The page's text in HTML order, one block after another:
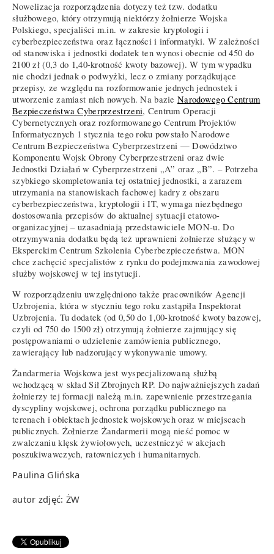
Nowelizacja rozporządzenia dotyczy też tzw. dodatku
służbowego, który otrzymują niektórzy żołnierze Wojska
Polskiego, specjaliści m.in. w zakresie kryptologii i
cyberbezpieczeństwa oraz łączności i informatyki. W zależności
od stanowiska i jednostki dodatek ten wynosi obecnie od 450 do
2100 zł (0,3 do 1,40-krotność kwoty bazowej). W tym wypadku
nie chodzi jednak o podwyżki, lecz o zmiany porządkujące
przepisy, ze względu na rozformowanie jednych jednostek i
utworzenie zamiast nich nowych. Na bazieNarodowego Centrum
Bezpieczeństwa Cyberprzestrzeni, Centrum Operacji
Cybernetycznych oraz rozformowanego Centrum Projektów
Informatycznych 1 stycznia tego roku powstało Narodowe
Centrum Bezpieczeństwa Cyberprzestrzeni — Dowództwo
Komponentu Wojsk Obrony Cyberprzestrzeni oraz dwie
Jednostki Działań w Cyberprzestrzeni „A” oraz „B”. – Potrzeba
szybkiego skompletowania tej ostatniej jednostki, a zarazem
utrzymania na stanowiskach fachowej kadry z obszaru
cyberbezpieczeństwa, kryptologii i IT, wymaga niezbędnego
dostosowania przepisów do aktualnej sytuacji etatowo-
organizacyjnej – uzasadniają przedstawiciele MON-u. Do
otrzymywania dodatku będą też uprawnieni żołnierze służący w
Eksperckim Centrum Szkolenia Cyberbezpieczeństwa. MON
chce zachęcić specjalistów z rynku do podejmowania zawodowej
służby wojskowej w tej instytucji.
W rozporządzeniu uwzględniono także pracowników Agencji
Uzbrojenia, która w styczniu tego roku zastąpiła Inspektorat
Uzbrojenia. Tu dodatek (od 0,50 do 1,00-krotność kwoty bazowej,
czyli od 750 do 1500 zł) otrzymują żołnierze zajmujący się
postępowaniami o udzielenie zamówienia publicznego,
zawierający lub nadzorujący wykonywanie umowy.
Żandarmeria Wojskowa jest wyspecjalizowaną służbą
wchodzącą w skład Sił Zbrojnych RP. Do najważniejszych zadań
żołnierzy tej formacji należą m.in. zapewnienie przestrzegania
dyscypliny wojskowej, ochrona porządku publicznego na
terenach i obiektach jednostek wojskowych oraz w miejscach
publicznych. Żołnierze Żandarmerii mogą nieść pomoc w
zwalczaniu klęsk żywiołowych, uczestniczyć w akcjach
poszukiwawczych, ratowniczych i humanitarnych.
Paulina Glińska
autor zdjęć: ŻW